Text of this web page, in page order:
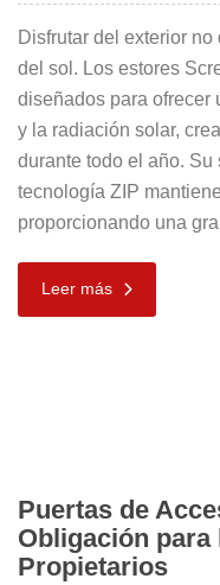
Disfrutar del exterior
del sol. Los estores
diseñados para ofrecer
y la radiación solar,
durante todo el año.
tecnología ZIP
proporcionando una
Leer más
Puertas de
Obligación para
Propietarios